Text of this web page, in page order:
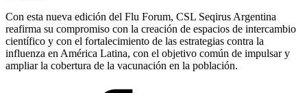
Con esta nueva edición del Flu Forum, CSL Seqirus Argentina
reafirma su compromiso con la creación de espacios de intercambio
científico y con el fortalecimiento de las estrategias contra la
influenza en América Latina, con el objetivo común de impulsar y
ampliar la cobertura de la vacunación en la población.